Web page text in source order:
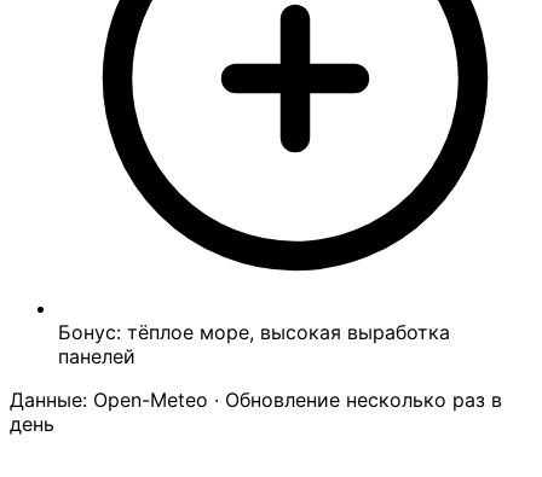
Бонус: тёплое море, высокая выработка
панелей
Данные: Open-Meteo · Обновление несколько раз в
день